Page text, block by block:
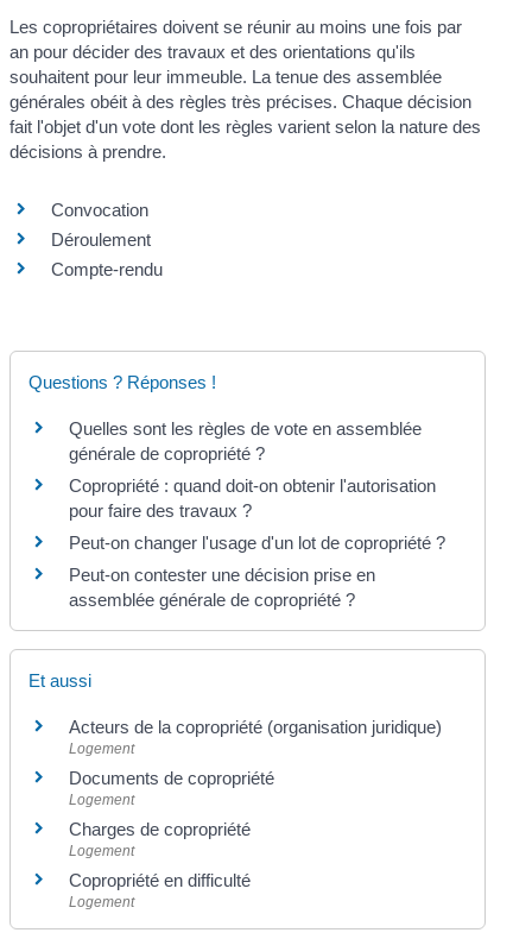
Les copropriétaires doivent se réunir au moins une fois par
an pour décider des travaux et des orientations qu'ils
souhaitent pour leur immeuble. La tenue des assemblée
générales obéit à des règles très précises. Chaque décision
fait l'objet d'un vote dont les règles varient selon la nature des
décisions à prendre.
Convocation
Déroulement
Compte-rendu
Questions ? Réponses !
Quelles sont les règles de vote en assemblée
générale de copropriété ?
Copropriété : quand doit-on obtenir l'autorisation
pour faire des travaux ?
Peut-on changer l'usage d'un lot de copropriété ?
Peut-on contester une décision prise en
assemblée générale de copropriété ?
Et aussi
Acteurs de la copropriété (organisation juridique)
Logement
Documents de copropriété
Logement
Charges de copropriété
Logement
Copropriété en difficulté
Logement